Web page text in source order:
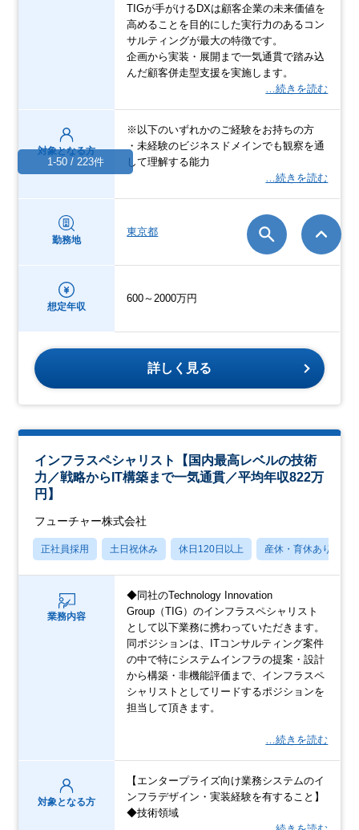
TIGが手がけるDXは顧客企業の未来価値を
高めることを目的にした実行力のあるコン
サルティングが最大の特徴です。
企画から実装・展開まで一気通貫で踏み込
んだ顧客併走型支援を実施します。
…続きを読む
対象となる方
※以下のいずれかのご経験をお持ちの方
・未経験のビジネスドメインでも観察を通
して理解する能力
…続きを読む
勤務地
東京都
想定年収
600～2000万円
詳しく見る
インフラスペシャリスト【国内最高レベルの技術
力／戦略からIT構築まで一気通貫／平均年収822万
円】
フューチャー株式会社
正社員採用 土日祝休み 休日120日以上 産休・育休あり
業務内容
◆同社のTechnology Innovation
Group（TIG）のインフラスペシャリスト
として以下業務に携わっていただきます。
同ポジションは、ITコンサルティング案件
の中で特にシステムインフラの提案・設計
から構築・非機能評価まで、インフラスペ
シャリストとしてリードするポジションを
担当して頂きます。
…続きを読む
対象となる方
【エンタープライズ向け業務システムのイ
ンフラデザイン・実装経験を有すること】
◆技術領域
1-50 / 223件